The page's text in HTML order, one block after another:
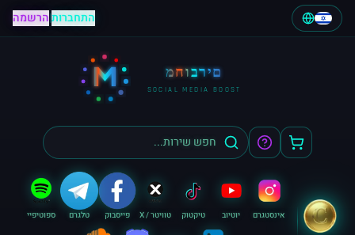
התחברות|הרשמה
M מחוברים
SOCIAL MEDIA BOOST
אינסטגרם יוטיוב טיקטוק טוויטר / X פייסבוק טלגרם ספוטיפיי